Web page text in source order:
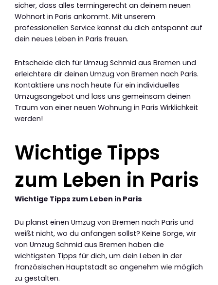
sicher, dass alles termingerecht an deinem neuen
Wohnort in Paris ankommt. Mit unserem
professionellen Service kannst du dich entspannt auf
dein neues Leben in Paris freuen.
Entscheide dich für Umzug Schmid aus Bremen und
erleichtere dir deinen Umzug von Bremen nach Paris.
Kontaktiere uns noch heute für ein individuelles
Umzugsangebot und lass uns gemeinsam deinen
Traum von einer neuen Wohnung in Paris Wirklichkeit
werden!
Wichtige Tipps
zum Leben in Paris
Wichtige Tipps zum Leben in Paris
Du planst einen Umzug von Bremen nach Paris und
weißt nicht, wo du anfangen sollst? Keine Sorge, wir
von Umzug Schmid aus Bremen haben die
wichtigsten Tipps für dich, um dein Leben in der
französischen Hauptstadt so angenehm wie möglich
zu gestalten.